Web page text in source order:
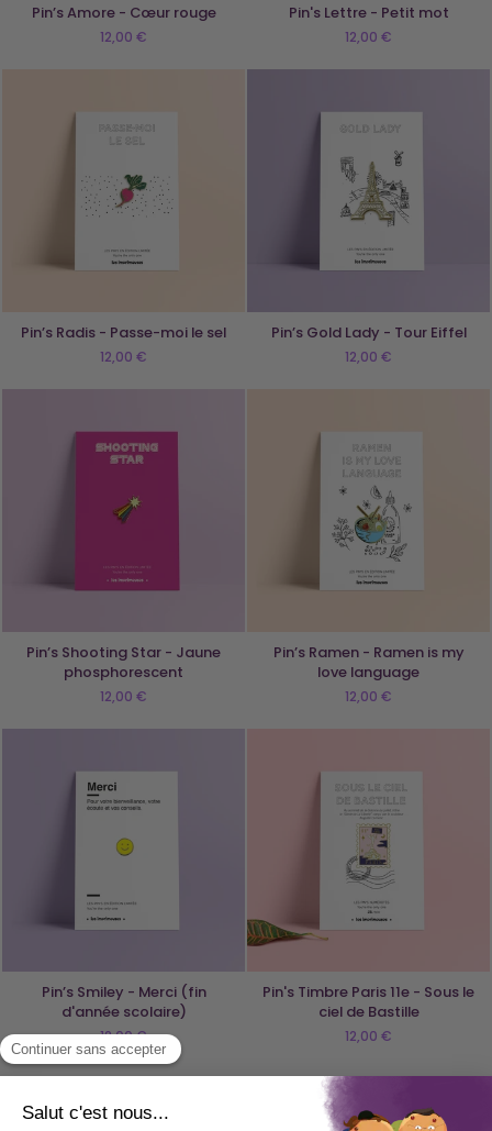
Pin’s Amore - Cœur rouge
12,00 €
Pin's Lettre - Petit mot
12,00 €
Pin’s Radis - Passe-moi le sel
12,00 €
Pin’s Gold Lady - Tour Eiffel
12,00 €
Pin’s Shooting Star - Jaune
phosphorescent
12,00 €
Pin’s Ramen - Ramen is my
love language
12,00 €
Pin’s Smiley - Merci (fin
d'année scolaire)
12,00 €
Pin's Timbre Paris 11e - Sous le
ciel de Bastille
12,00 €